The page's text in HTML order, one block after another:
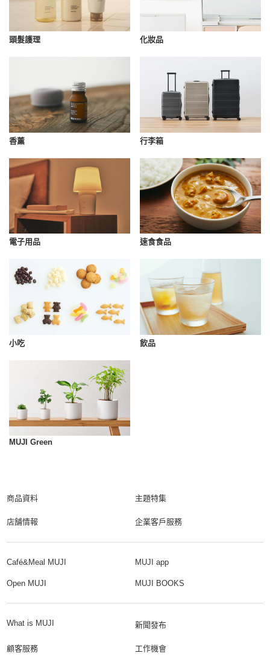
頭髮護理 化妝品
香薰 行李箱
電子用品 速食食品
小吃 飲品
MUJI Green
商品資料 主題特集
店舗情報 企業客戶服務
Café&Meal MUJI MUJI app
Open MUJI MUJI BOOKS
What is MUJI 新聞發布
顧客服務 工作機會